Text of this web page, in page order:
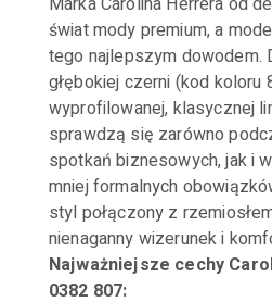
świat mody premium, a
tego najlepszym dowodem.
głębokiej czerni (kod koloru
wyprofilowanej, klasycznej
sprawdzą się zarówno
spotkań biznesowych, jak i
mniej formalnych
styl połączony z
nienaganny wizerunek i
Najważniejsze cechy
0382 807: